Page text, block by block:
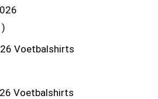
Voetbalshirts
Voetbalshirts